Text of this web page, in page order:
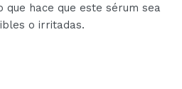
hace que este sérum sea
o irritadas.